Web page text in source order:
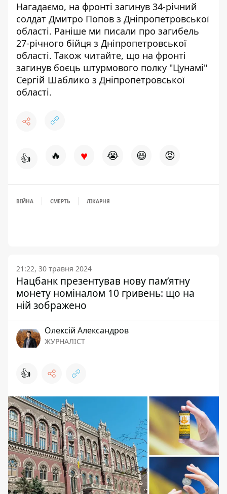
Нагадаємо, на фронті загинув 34-річний
солдат Дмитро Попов з Дніпропетровської
області. Раніше ми писали про загибель
27-річного бійця з Дніпропетровської
області. Також читайте, що на фронті
загинув боєць штурмового полку "Цунамі"
Сергій Шаблико з Дніпропетровської
області.
👍 🔥 ♥ 😭 😆 😡
ВІЙНА СМЕРТЬ ЛІКАРНЯ
21:22, 30 травня 2024
Нацбанк презентував нову пам’ятну
монету номіналом 10 гривень: що на
ній зображено
Олексій Александров
ЖУРНАЛІСТ
👍